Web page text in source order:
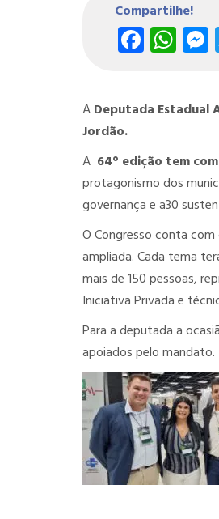
Compartilhe!
ADeputada Estadual
Jordão.
A 64° edição tem
protagonismo dos
governança e a30
O Congresso conta
ampliada. Cada tema
mais de 150 pessoas,
Iniciativa Privada e
Para a deputada a
apoiados pelo mandato.